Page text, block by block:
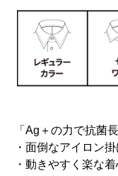
「Ag＋の力で抗菌
・面倒なアイロン掛
・動きやすく楽な着